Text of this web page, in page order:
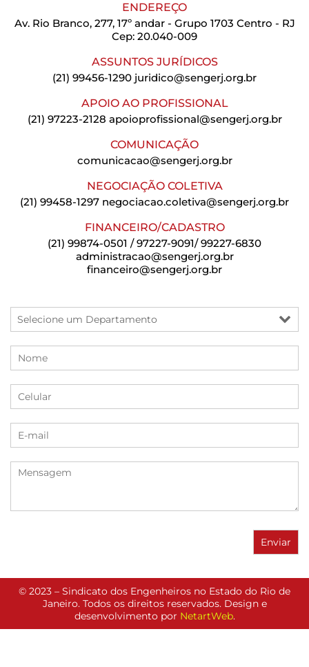
ENDEREÇO
Av. Rio Branco, 277, 17º andar - Grupo 1703 Centro - RJ
Cep: 20.040-009
ASSUNTOS JURÍDICOS
(21) 99456-1290 juridico@sengerj.org.br
APOIO AO PROFISSIONAL
(21) 97223-2128 apoioprofissional@sengerj.org.br
COMUNICAÇÃO
comunicacao@sengerj.org.br
NEGOCIAÇÃO COLETIVA
(21) 99458-1297 negociacao.coletiva@sengerj.org.br
FINANCEIRO/CADASTRO
(21) 99874-0501 / 97227-9091/ 99227-6830
administracao@sengerj.org.br
financeiro@sengerj.org.br
© 2023 – Sindicato dos Engenheiros no Estado do Rio de
Janeiro. Todos os direitos reservados. Design e
desenvolvimento por NetartWeb.